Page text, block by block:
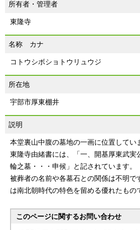
所有者・管理者
東隆寺
名称 カナ
コトウシボショトウリュウジ
所在地
宇部市厚東棚井
説明
本堂裏山中腹の墓地の一画に位置してい
東隆寺由緒書には、「一、開基厚東武
輪之墓・・・申候」と記されています。
被葬者の名前や各墓石との関係は不明で
は南北朝時代の特色を留める優れたもの
このページに関するお問い合わせ